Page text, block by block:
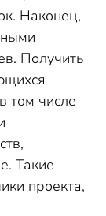
Наконец,
Получить
том числе
Такие
проекта,